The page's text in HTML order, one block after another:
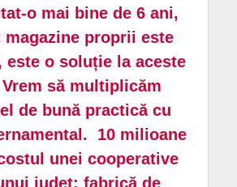
o mai bine de 6 ani,
magazine proprii este
este o soluție la aceste
să multiplicăm
de bună practică cu
10 milioane
unei cooperative
județ: fabrică de